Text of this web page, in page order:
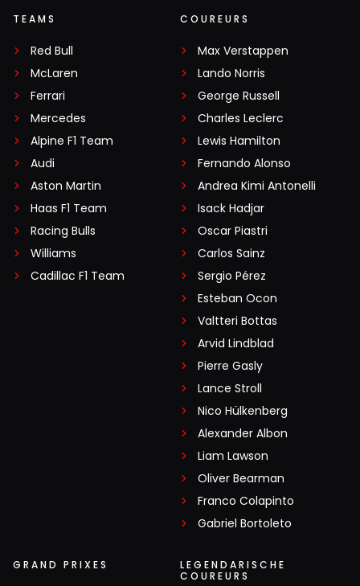
TEAMS
Red Bull
McLaren
Ferrari
Mercedes
Alpine F1 Team
Audi
Aston Martin
Haas F1 Team
Racing Bulls
Williams
Cadillac F1 Team
COUREURS
Max Verstappen
Lando Norris
George Russell
Charles Leclerc
Lewis Hamilton
Fernando Alonso
Andrea Kimi Antonelli
Isack Hadjar
Oscar Piastri
Carlos Sainz
Sergio Pérez
Esteban Ocon
Valtteri Bottas
Arvid Lindblad
Pierre Gasly
Lance Stroll
Nico Hülkenberg
Alexander Albon
Liam Lawson
Oliver Bearman
Franco Colapinto
Gabriel Bortoleto
GRAND PRIXES
LEGENDARISCHE
COUREURS